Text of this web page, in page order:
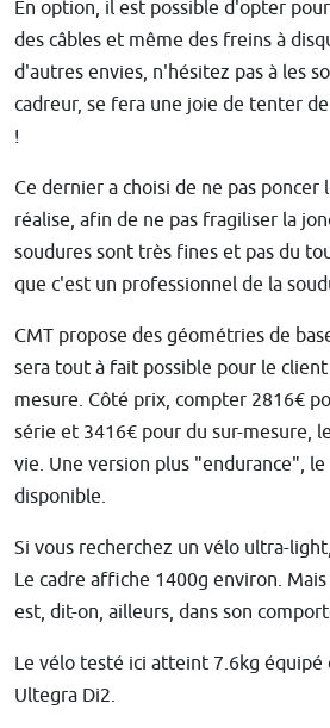
En option, il est possible d'opter
des câbles et même des freins à
d'autres envies, n'hésitez pas à les
cadreur, se fera une joie de tenter
!
Ce dernier a choisi de ne pas poncer
réalise, afin de ne pas fragiliser la
soudures sont très fines et pas du
que c'est un professionnel de la
CMT propose des géométries de
sera tout à fait possible pour le
mesure. Côté prix, compter 2816€
série et 3416€ pour du sur-mesure,
vie. Une version plus "endurance", le
disponible.
Si vous recherchez un vélo ultra-
Le cadre affiche 1400g environ.
est, dit-on, ailleurs, dans son
Le vélo testé ici atteint 7.6kg équipé
Ultegra Di2.